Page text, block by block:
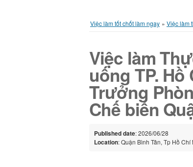
Việc làm tốt chốt làm ngay » Việc làm
Việc làm
uống TP. Hồ
Trưởng
Chế biến
Published date: 2026/06/28
Location: Quận Bình Tân, Tp Hồ Chí